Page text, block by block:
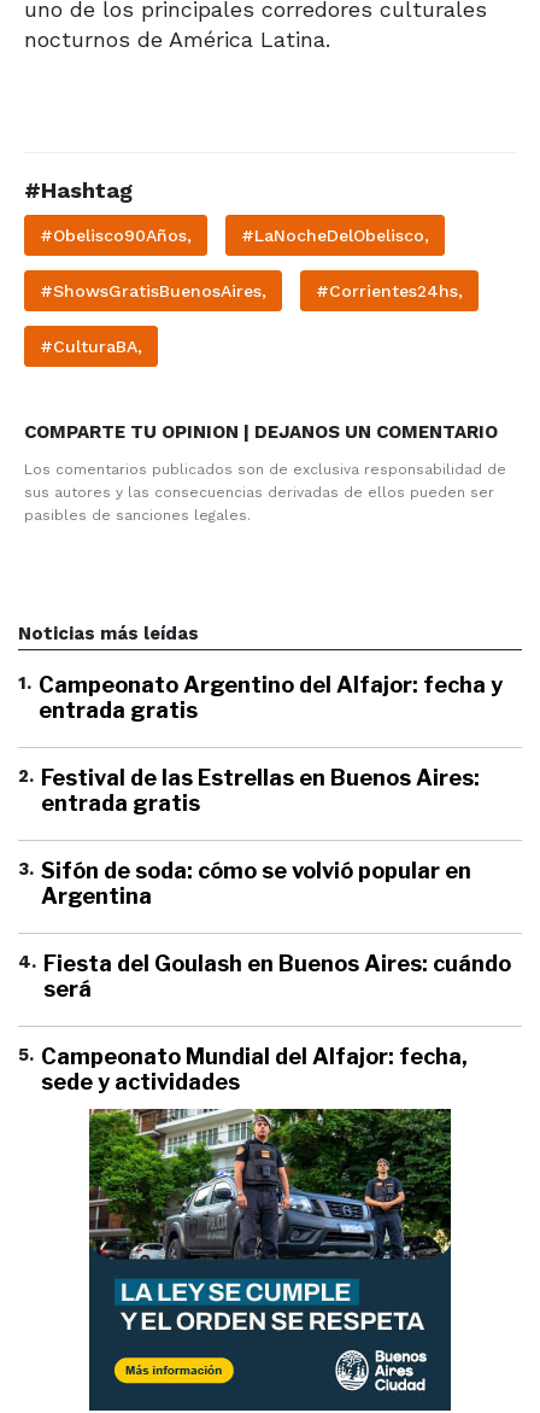
uno de los principales corredores culturales
nocturnos de América Latina.
#Hashtag
#Obelisco90Años, #LaNocheDelObelisco,
#ShowsGratisBuenosAires, #Corrientes24hs,
#CulturaBA,
COMPARTE TU OPINION | DEJANOS UN COMENTARIO
Los comentarios publicados son de exclusiva responsabilidad de
sus autores y las consecuencias derivadas de ellos pueden ser
pasibles de sanciones legales.
Noticias más leídas
1. Campeonato Argentino del Alfajor: fecha y
entrada gratis
2. Festival de las Estrellas en Buenos Aires:
entrada gratis
3. Sifón de soda: cómo se volvió popular en
Argentina
4. Fiesta del Goulash en Buenos Aires: cuándo
será
5. Campeonato Mundial del Alfajor: fecha,
sede y actividades